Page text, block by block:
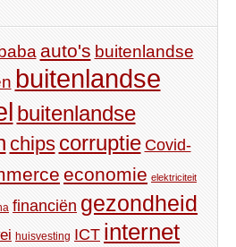
auto's buitenlandse
buitenlandse
buitenlandse
chips corruptie Covid-
economie elektriciteit
financiën gezondheid
huisvesting ICT internet